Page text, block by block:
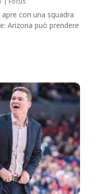
con una squadra
Arizona può prendere